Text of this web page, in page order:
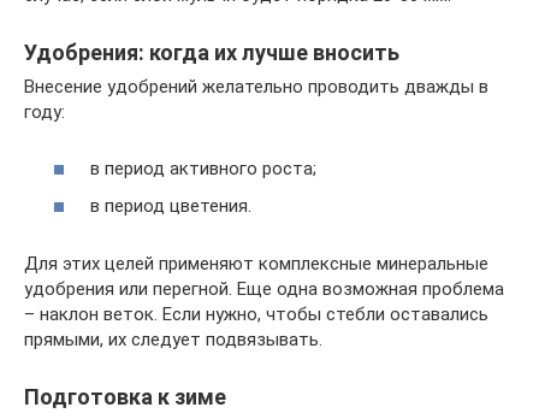
Удобрения: когда их лучше вносить
Внесение удобрений желательно проводить дважды в
году:
в период активного роста;
в период цветения.
Для этих целей применяют комплексные минеральные
удобрения или перегной. Еще одна возможная проблема
– наклон веток. Если нужно, чтобы стебли оставались
прямыми, их следует подвязывать.
Подготовка к зиме